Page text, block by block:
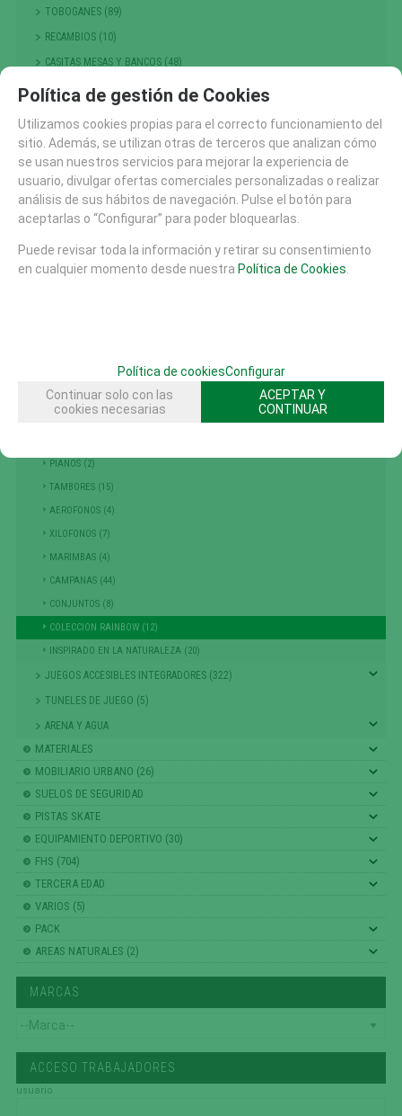
TOBOGANES (89)
RECAMBIOS (10)
CASITAS MESAS Y BANCOS (48)
COLUMPIOS (56)
NIÑOS PEQUEÑOS
ESCALADA , TREPA Y EQUILIBRIO (301)
GRANDES JUEGOS (14)
MUELLES Y BALANCINES (68)
PASARELAS (7)
TRAMPOLINES CAMAS ELASTICAS (17)
RECORRIDO PARKOUR (14)
COMBINACIÓN TORRES (14)
PIANOS (2)
TAMBORES (15)
AEROFONOS (4)
XILOFONOS (7)
MARIMBAS (4)
CAMPANAS (44)
CONJUNTOS (8)
COLECCION RAINBOW (12)
INSPIRADO EN LA NATURALEZA (20)
JUEGOS ACCESIBLES INTEGRADORES (322)
TUNELES DE JUEGO (5)
ARENA Y AGUA
MATERIALES
MOBILIARIO URBANO (26)
SUELOS DE SEGURIDAD
PISTAS SKATE
EQUIPAMIENTO DEPORTIVO (30)
FHS (704)
TERCERA EDAD
VARIOS (5)
PACK
AREAS NATURALES (2)
MARCAS
ACCESO TRABAJADORES
usuario
Política de gestión de Cookies
Utilizamos cookies propias para el correcto funcionamiento del
sitio. Además, se utilizan otras de terceros que analizan cómo
se usan nuestros servicios para mejorar la experiencia de
usuario, divulgar ofertas comerciales personalizadas o realizar
análisis de sus hábitos de navegación. Pulse el botón para
aceptarlas o “Configurar” para poder bloquearlas.
Puede revisar toda la información y retirar su consentimiento
en cualquier momento desde nuestra Política de Cookies
Política de cookiesConfigurar
Continuar solo con las
cookies necesarias
ACEPTAR Y
CONTINUAR